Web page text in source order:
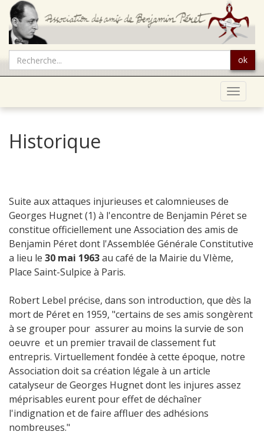
ok
Toggle
Historique
Suite aux attaques injurieuses et calomnieuses de
Georges Hugnet (1) à l'encontre de Benjamin Péret se
constitue officiellement une Association des amis de
Benjamin Péret dont l'Assemblée Générale Constitutive
a lieu le 30 mai 1963au café de la Mairie du VIème,
Place Saint-Sulpice à Paris.
Robert Lebel précise, dans son introduction, que dès la
mort de Péret en 1959, "certains de ses amis songèrent
à se grouper pour assurer au moins la survie de son
oeuvre et un premier travail de classement fut
entrepris. Virtuellement fondée à cette époque, notre
Association doit sa création légale à un article
catalyseur de Georges Hugnet dont les injures assez
méprisables eurent pour effet de déchaîner
l'indignation et de faire affluer des adhésions
nombreuses."